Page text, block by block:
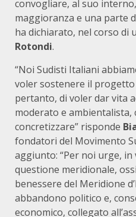
convogliare, al suo
maggioranza e una parte
ha dichiarato, nel corso di
Rotondi.
“Noi Sudisti Italiani
voler sostenere il
pertanto, di voler dar vita
moderato e ambientalista,
concretizzare” risponde
fondatori del Movimento
aggiunto: “Per noi urge,
questione meridionale,
benessere del Meridione
abbandono politico e,
economico, collegato